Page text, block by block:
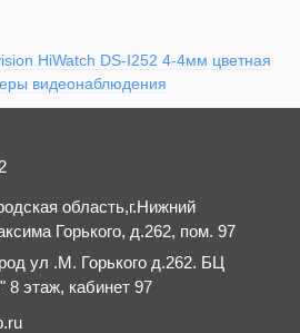
HiWatch DS-I252 4-4мм цветная
видеонаблюдения
область,г.Нижний
Горького, д.262, пом. 97
ул .М. Горького д.262. БЦ
8 этаж, кабинет 97